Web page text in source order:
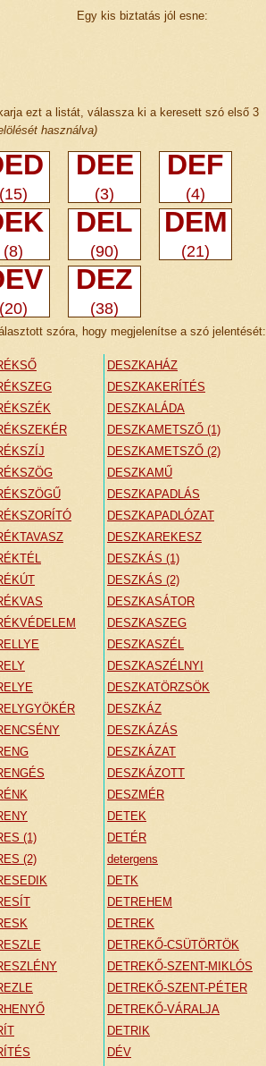
Egy kis biztatás jól esne:
ezt a listát, válassza ki a keresett szó első 3
használva)
(15)
DEE
(3)
DEF
(4)
(8)
DEL
(90)
DEM
(21)
(20)
DEZ
(38)
szóra, hogy megjelenítse a szó jelentését:
(1)
(2)
DESZKAHÁZ
DESZKAKERÍTÉS
DESZKALÁDA
DESZKAMETSZŐ (1)
DESZKAMETSZŐ (2)
DESZKAMŰ
DESZKAPADLÁS
DESZKAPADLÓZAT
DESZKAREKESZ
DESZKÁS (1)
DESZKÁS (2)
DESZKASÁTOR
DESZKASZEG
DESZKASZÉL
DESZKASZÉLNYI
DESZKATÖRZSÖK
DESZKÁZ
DESZKÁZÁS
DESZKÁZAT
DESZKÁZOTT
DESZMÉR
DETEK
DETÉR
detergens
DETK
DETREHEM
DETREK
DETREKŐ-CSÜTÖRTÖK
DETREKŐ-SZENT-MIKLÓS
DETREKŐ-SZENT-PÉTER
DETREKŐ-VÁRALJA
DETRIK
DÉV